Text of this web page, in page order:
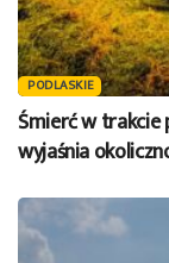
PODLASKIE
Śmierć w trakcie
wyjaśnia